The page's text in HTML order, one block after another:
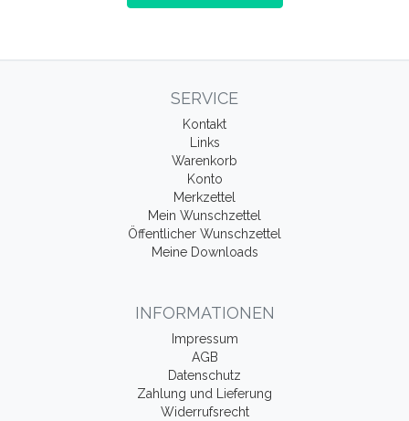
SERVICE
Kontakt
Links
Warenkorb
Konto
Merkzettel
Mein Wunschzettel
Öffentlicher Wunschzettel
Meine Downloads
INFORMATIONEN
Impressum
AGB
Datenschutz
Zahlung und Lieferung
Widerrufsrecht